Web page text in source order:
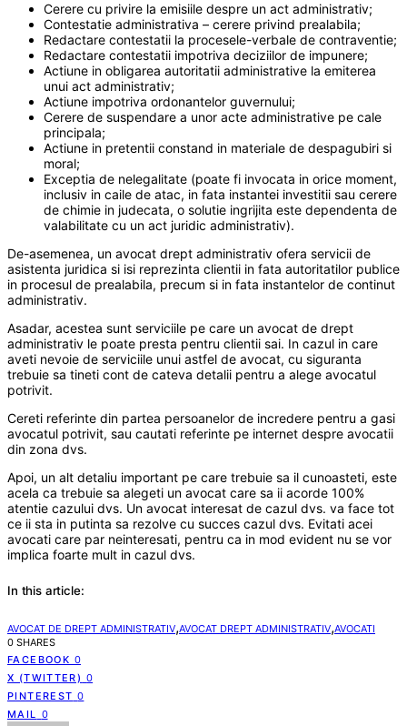
Cerere cu privire la emisiile despre un act administrativ;
Contestatie administrativa – cerere privind prealabila;
Redactare contestatii la procesele-verbale de contraventie;
Redactare contestatii impotriva deciziilor de impunere;
Actiune in obligarea autoritatii administrative la emiterea
unui act administrativ;
Actiune impotriva ordonantelor guvernului;
Cerere de suspendare a unor acte administrative pe cale
principala;
Actiune in pretentii constand in materiale de despagubiri si
moral;
Exceptia de nelegalitate (poate fi invocata in orice moment,
inclusiv in caile de atac, in fata instantei investitii sau cerere
de chimie in judecata, o solutie ingrijita este dependenta de
valabilitate cu un act juridic administrativ).
De-asemenea, un avocat drept administrativ ofera servicii de
asistenta juridica si isi reprezinta clientii in fata autoritatilor publice
in procesul de prealabila, precum si in fata instantelor de continut
administrativ.
Asadar, acestea sunt serviciile pe care un avocat de drept
administrativ le poate presta pentru clientii sai. In cazul in care
aveti nevoie de serviciile unui astfel de avocat, cu siguranta
trebuie sa tineti cont de cateva detalii pentru a alege avocatul
potrivit.
Cereti referinte din partea persoanelor de incredere pentru a gasi
avocatul potrivit, sau cautati referinte pe internet despre avocatii
din zona dvs.
Apoi, un alt detaliu important pe care trebuie sa il cunoasteti, este
acela ca trebuie sa alegeti un avocat care sa ii acorde 100%
atentie cazului dvs. Un avocat interesat de cazul dvs. va face tot
ce ii sta in putinta sa rezolve cu succes cazul dvs. Evitati acei
avocati care par neinteresati, pentru ca in mod evident nu se vor
implica foarte mult in cazul dvs.
In this article:
AVOCAT DE DREPT ADMINISTRATIV,AVOCAT DREPT ADMINISTRATIV,AVOCATI
0 SHARES
FACEBOOK 0
X (TWITTER) 0
PINTEREST 0
MAIL
0